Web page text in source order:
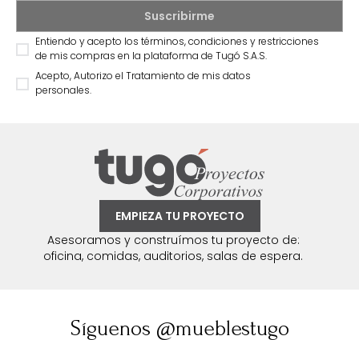
Entiendo y acepto los términos, condiciones y restricciones
de mis compras en la plataforma de Tugó S.A.S.
Acepto, Autorizo el Tratamiento de mis datos
personales.
EMPIEZA TU PROYECTO
Asesoramos y construímos tu proyecto de:
oficina, comidas, auditorios, salas de espera.
Síguenos @mueblestugo